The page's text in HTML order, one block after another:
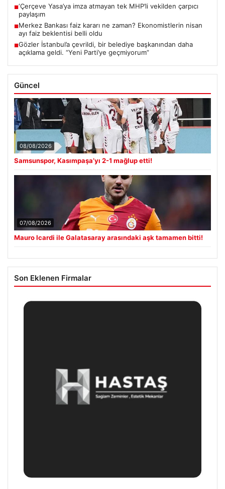
■‘Çerçeve Yasa’ya imza atmayan tek MHP’li vekilden çarpıcı
paylaşım
■Merkez Bankası faiz kararı ne zaman? Ekonomistlerin nisan
ayı faiz beklentisi belli oldu
■Gözler İstanbul’a çevrildi, bir belediye başkanından daha
açıklama geldi. “Yeni Parti’ye geçmiyorum”
Güncel
08/08/2026
Samsunspor, Kasımpaşa’yı 2-1 mağlup etti!
07/08/2026
Mauro Icardi ile Galatasaray arasındaki aşk tamamen bitti!
Son Eklenen Firmalar